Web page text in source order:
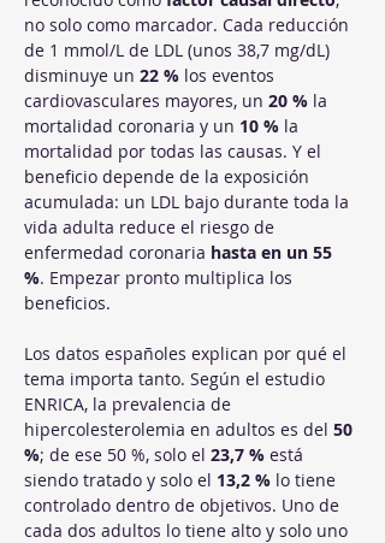
no solo como marcador. Cada reducción
de 1 mmol/L de LDL (unos 38,7 mg/dL)
disminuye un 22 % los eventos
cardiovasculares mayores, un 20 % la
mortalidad coronaria y un 10 % la
mortalidad por todas las causas. Y el
beneficio depende de la exposición
acumulada: un LDL bajo durante toda la
vida adulta reduce el riesgo de
enfermedad coronaria hasta en un 55
%. Empezar pronto multiplica los
beneficios.
Los datos españoles explican por qué el
tema importa tanto. Según el estudio
ENRICA, la prevalencia de
hipercolesterolemia en adultos es del 50
%; de ese 50 %, solo el 23,7 % está
siendo tratado y solo el 13,2 % lo tiene
controlado dentro de objetivos. Uno de
cada dos adultos lo tiene alto y solo uno